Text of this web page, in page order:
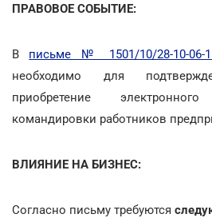
ПРАВОВОЕ СОБЫТИЕ:
В письме № 1501/10/28-10-06-
необходимо для
приобретение
командировки работников
ВЛИЯНИЕ НА БИЗНЕС:
Согласно письму требуются